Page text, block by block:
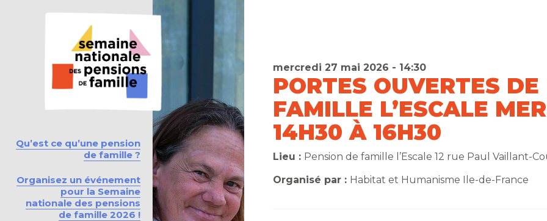
Qu’est ce qu’une pension
de famille ?
Organisez un événement
pour la Semaine
nationale des pensions
de famille 2026 !
mercredi 27 mai 2026 - 14:30
PORTES OUVERTES
FAMILLE L’ESCALE
14H30 À 16H30
Lieu : Pension de famille l’Escale 12 rue Paul Vaillant-
Organisé par : Habitat et Humanisme Ile-de-France